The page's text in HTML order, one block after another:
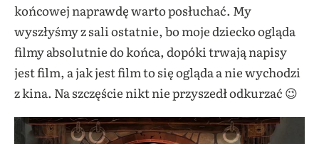
końcowej naprawdę warto posłuchać. My
wyszłyśmy z sali ostatnie, bo moje dziecko ogląda
filmy absolutnie do końca, dopóki trwają napisy
jest film, a jak jest film to się ogląda a nie wychodzi
z kina. Na szczęście nikt nie przyszedł odkurzać 😉